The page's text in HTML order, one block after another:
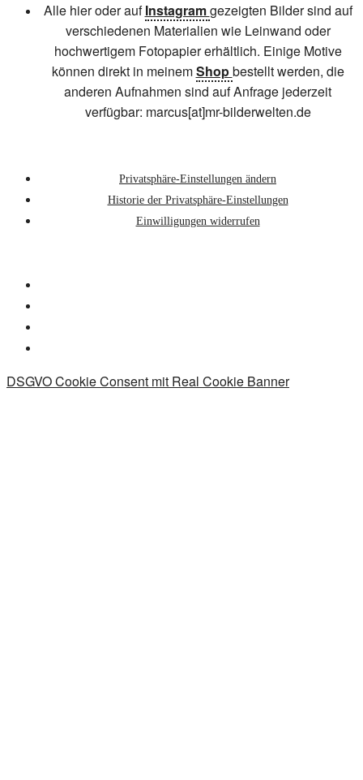
Alle hier oder aufInstagramgezeigten Bilder sind auf
verschiedenen Materialien wie Leinwand oder
hochwertigem Fotopapier erhältlich. Einige Motive
können direkt in meinemShopbestellt werden, die
anderen Aufnahmen sind auf Anfrage jederzeit
verfügbar: marcus[at]mr-bilderwelten.de
Privatsphäre-Einstellungen ändern
Historie der Privatsphäre-Einstellungen
Einwilligungen widerrufen
DSGVO Cookie Consent mit Real Cookie Banner